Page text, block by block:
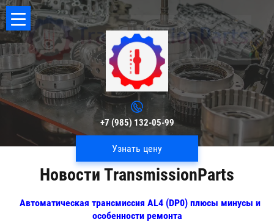
+7 (985) 132-05-99
Узнать цену
Новости TransmissionParts
Автоматическая трансмиссия AL4 (DP0) плюсы минусы и
особенности ремонта